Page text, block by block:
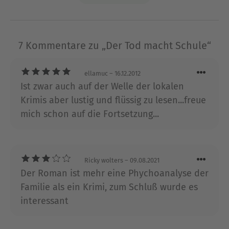
Dietrich Faber wurde 1969 geboren. Bekannt
wurde er als ein Teil des mehrfach
preisgekrönten Kabarett-Duos FaberhaftGuth.
Bereits sein erster Roman «Toter geht´s nicht»
schaffte es auf Anhieb auf die Bestsellerliste. Die
Lesungen und Buchshows zu seinen Romanen um
den wenig charismatischen Kommissar Bröhmann
Gießen.
Ausblenden
7 Kommentare zu „Der Tod macht Schule“
ellamuc – 16.12.2012
Ist zwar auch auf der Welle der lokalen
Krimis aber lustig und flüssig zu lesen...freue
mich schon auf die Fortsetzung...
Ricky wolters – 09.08.2021
Der Roman ist mehr eine Phychoanalyse der
Familie als ein Krimi, zum Schluß wurde es
interessant